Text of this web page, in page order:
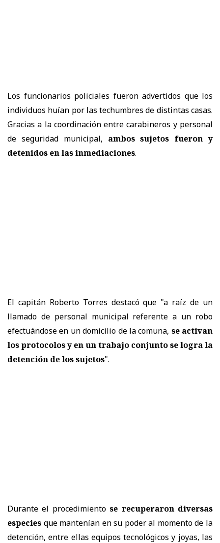
Los funcionarios policiales fueron advertidos que los
individuos huían por las techumbres de distintas casas.
Gracias a la coordinación entre carabineros y personal
de seguridad municipal, ambos sujetos fueron y
detenidos en las inmediaciones.
El capitán Roberto Torres destacó que "a raíz de un
llamado de personal municipal referente a un robo
efectuándose en un domicilio de la comuna, se activan
los protocolos y en un trabajo conjunto se logra la
detención de los sujetos".
Durante el procedimientose recuperaron diversas
especies que mantenían en su poder al momento de la
detención, entre ellas equipos tecnológicos y joyas, las